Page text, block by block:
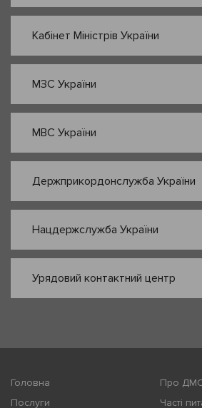
Кабінет Міністрів України
МЗС України
МВС України
Держприкордонслужба України
Нацдержслужба України
Урядовий контактний центр
Головна
Про
Послуги
Часті